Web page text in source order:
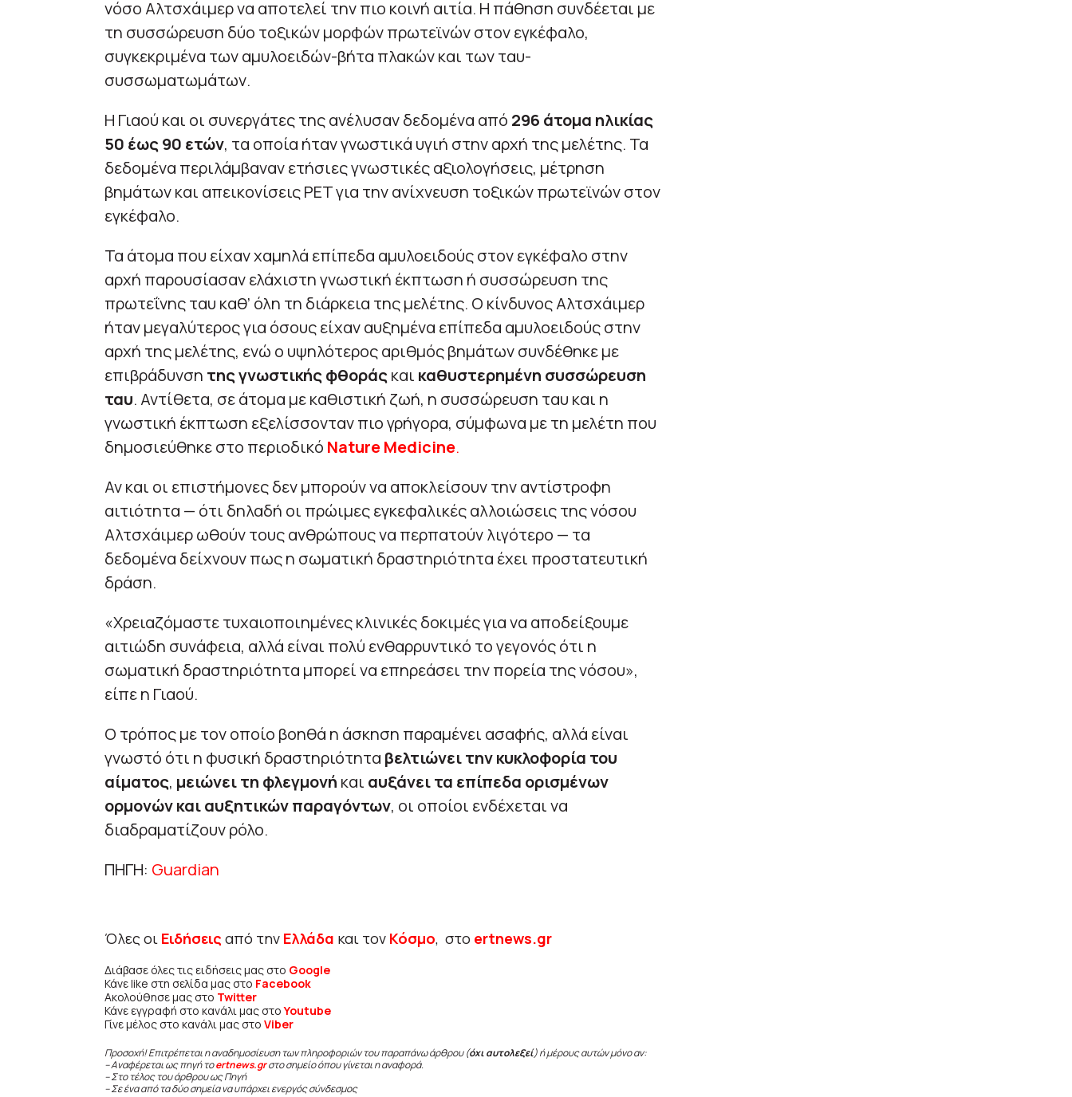
νόσο Αλτσχάιμερ να αποτελεί την πιο κοινή αιτία. Η πάθηση συνδέεται με
τη συσσώρευση δύο τοξικών μορφών πρωτεϊνών στον εγκέφαλο,
συγκεκριμένα των αμυλοειδών-βήτα πλακών και των ταυ-
συσσωματωμάτων.
Η Γιαού και οι συνεργάτες της ανέλυσαν δεδομένα από 296 άτομα ηλικίας
50 έως 90 ετών, τα οποία ήταν γνωστικά υγιή στην αρχή της μελέτης. Τα
δεδομένα περιλάμβαναν ετήσιες γνωστικές αξιολογήσεις, μέτρηση
βημάτων και απεικονίσεις PET για την ανίχνευση τοξικών πρωτεϊνών στον
εγκέφαλο.
Τα άτομα που είχαν χαμηλά επίπεδα αμυλοειδούς στον εγκέφαλο στην
αρχή παρουσίασαν ελάχιστη γνωστική έκπτωση ή συσσώρευση της
πρωτεΐνης ταυ καθ’ όλη τη διάρκεια της μελέτης. Ο κίνδυνος Αλτσχάιμερ
ήταν μεγαλύτερος για όσους είχαν αυξημένα επίπεδα αμυλοειδούς στην
αρχή της μελέτης, ενώ ο υψηλότερος αριθμός βημάτων συνδέθηκε με
επιβράδυνση της γνωστικής φθοράςκαι καθυστερημένη συσσώρευση
ταυ. Αντίθετα, σε άτομα με καθιστική ζωή, η συσσώρευση ταυ και η
γνωστική έκπτωση εξελίσσονταν πιο γρήγορα, σύμφωνα με τη μελέτη που
δημοσιεύθηκε στο περιοδικό Nature Medicine.
Αν και οι επιστήμονες δεν μπορούν να αποκλείσουν την αντίστροφη
αιτιότητα — ότι δηλαδή οι πρώιμες εγκεφαλικές αλλοιώσεις της νόσου
Αλτσχάιμερ ωθούν τους ανθρώπους να περπατούν λιγότερο — τα
δεδομένα δείχνουν πως η σωματική δραστηριότητα έχει προστατευτική
δράση.
«Χρειαζόμαστε τυχαιοποιημένες κλινικές δοκιμές για να αποδείξουμε
αιτιώδη συνάφεια, αλλά είναι πολύ ενθαρρυντικό το γεγονός ότι η
σωματική δραστηριότητα μπορεί να επηρεάσει την πορεία της νόσου»,
είπε η Γιαού.
Ο τρόπος με τον οποίο βοηθά η άσκηση παραμένει ασαφής, αλλά είναι
γνωστό ότι η φυσική δραστηριότητα βελτιώνει την κυκλοφορία του
αίματος, μειώνει τη φλεγμονή και αυξάνει τα επίπεδα ορισμένων
ορμονών και αυξητικών παραγόντων, οι οποίοι ενδέχεται να
διαδραματίζουν ρόλο.
ΠΗΓΗ: Guardian
Όλες οι Ειδήσεις από την Ελλάδα και τον Κόσμο, στο ertnews.gr
Διάβασε όλες τις ειδήσεις μας στο Google
Κάνε like στη σελίδα μας στο Facebook
Ακολούθησε μας στο Twitter
Κάνε εγγραφή στο κανάλι μας στοYoutube
Γίνε μέλος στο κανάλι μας στο Viber
Προσοχή! Επιτρέπεται η αναδημοσίευση των πληροφοριών του παραπάνω άρθρου (όχι αυτολεξεί) ή μέρους αυτών μόνο αν:
– Αναφέρεται ως πηγή τοertnews.gr στο σημείο όπου γίνεται η αναφορά.
– Στο τέλος του άρθρου ως Πηγή
– Σε ένα από τα δύο σημεία να υπάρχει ενεργός σύνδεσμος